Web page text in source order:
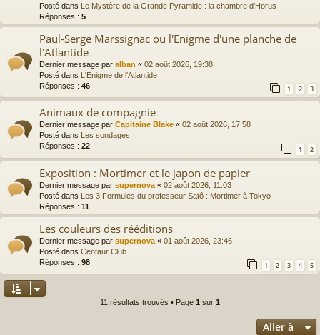
Posté dans Le Mystère de la Grande Pyramide : la chambre d'Horus
Réponses : 5
Paul-Serge Marssignac ou l'Enigme d'une planche de
l'Atlantide
Dernier message par alban « 02 août 2026, 19:38
Posté dans L'Enigme de l'Atlantide
Réponses : 46 1 2 3
Animaux de compagnie
Dernier message par Capitaine Blake « 02 août 2026, 17:58
Posté dans
Les sondages
Réponses : 22 1 2
Exposition : Mortimer et le japon de papier
Dernier message par supernova « 02 août 2026, 11:03
Posté dans Les 3 Formules du professeur Satô : Mortimer à Tokyo
Réponses : 11
Les couleurs des rééditions
Dernier message par supernova « 01 août 2026, 23:46
Posté dans Centaur Club
Réponses : 98 1 2 3 4 5
11 résultats trouvés • Page 1 sur 1
Aller à